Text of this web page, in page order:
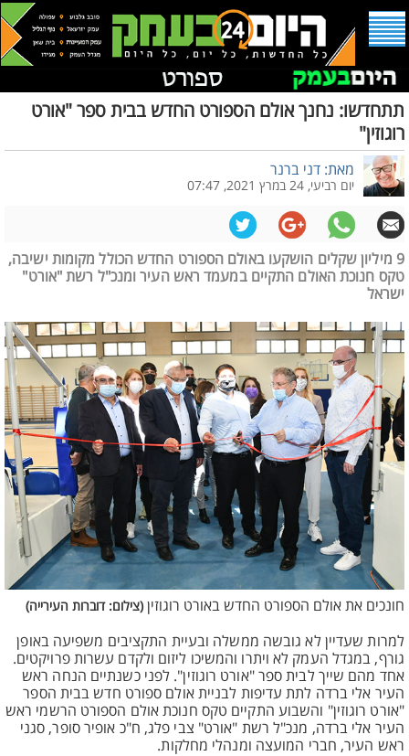
תתחדשו: נחנך אולם הספורט החדש בבית ספר "אורט
רוגוזין"
מאת: דני ברנר
יום רביעי, 24 במרץ 2021, 07:47
9 מיליון שקלים הושקעו באולם הספורט החדש הכולל מקומות ישיבה,
טקס חנוכת האולם התקיים במעמד ראש העיר ומנכ"ל רשת "אורט"
ישראל
חונכים את אולם הספורט החדש באורט רוגוזין (צילום: דוברות העירייה)
למרות שעדיין לא גובשה ממשלה ובעיית התקציבים משפיעה באופן
גורף, במגדל העמק לא ויתרו והמשיכו ליזום ולקדם עשרות פרויקטים.
אחד מהם שייך לבית ספר "אורט רוגוזין". לפני כשנתיים הנחה ראש
העיר אלי ברדה לתת עדיפות לבניית אולם ספורט חדש בבית הספר
"אורט רוגוזין" והשבוע התקיים טקס חנוכת אולם הספורט הרשמי ראש
העיר אלי ברדה, מנכ"ל רשת "אורט" צבי פלג, ח"כ אופיר סופר, סגני
ראש העיר, חברי המועצה ומנהלי מחלקות.